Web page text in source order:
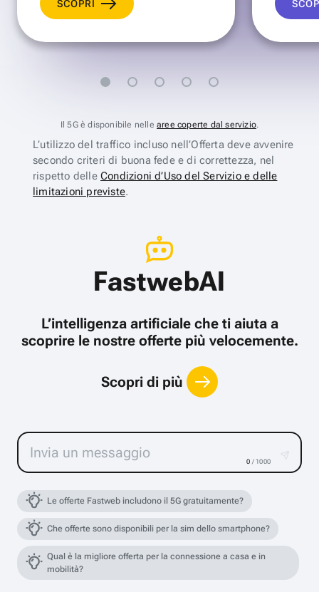
SCOPRI
Il 5G è disponibile nelle aree coperte dal servizio.
L’utilizzo del traffico incluso nell’Offerta deve avvenire
secondo criteri di buona fede e di correttezza, nel
rispetto delle Condizioni d’Uso del Servizio e delle
limitazioni previste.
FastwebAI
L’intelligenza artificiale che ti aiuta a
scoprire le nostre offerte più velocemente.
Scopri di più
0 / 1000
Le offerte Fastweb includono il 5G gratuitamente?
Che offerte sono disponibili per la sim dello smartphone?
Qual è la migliore offerta per la connessione a casa e in
mobilità?